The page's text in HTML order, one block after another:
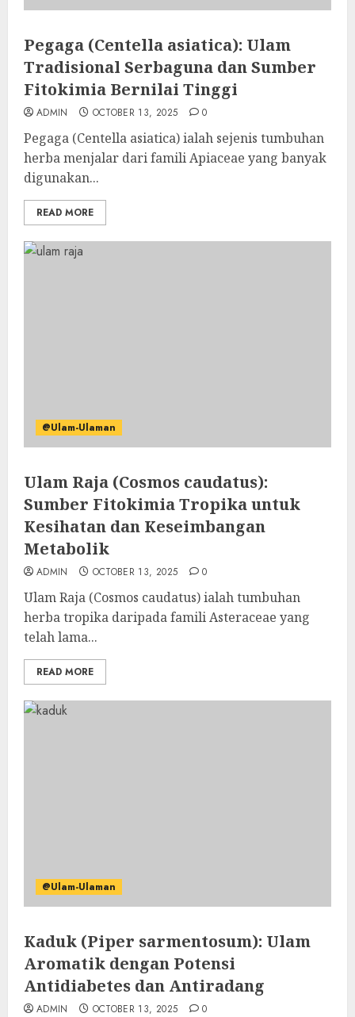
Pegaga (Centella asiatica): Ulam
Tradisional Serbaguna dan Sumber
Fitokimia Bernilai Tinggi
ADMIN OCTOBER 13, 2025 0
Pegaga (Centella asiatica) ialah sejenis tumbuhan
herba menjalar dari famili Apiaceae yang banyak
digunakan...
READ MORE
@Ulam-Ulaman
Ulam Raja (Cosmos caudatus):
Sumber Fitokimia Tropika untuk
Kesihatan dan Keseimbangan
Metabolik
ADMIN OCTOBER 13, 2025 0
Ulam Raja (Cosmos caudatus) ialah tumbuhan
herba tropika daripada famili Asteraceae yang
telah lama...
READ MORE
@Ulam-Ulaman
Kaduk (Piper sarmentosum): Ulam
Aromatik dengan Potensi
Antidiabetes dan Antiradang
ADMIN OCTOBER 13, 2025 0